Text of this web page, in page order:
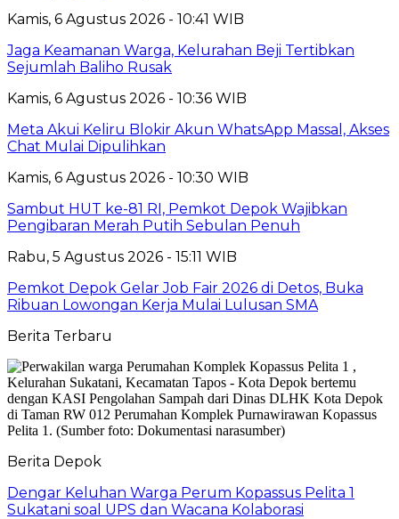
Kamis, 6 Agustus 2026 - 10:41 WIB
Jaga Keamanan Warga, Kelurahan Beji Tertibkan
Sejumlah Baliho Rusak
Kamis, 6 Agustus 2026 - 10:36 WIB
Meta Akui Keliru Blokir Akun WhatsApp Massal, Akses
Chat Mulai Dipulihkan
Kamis, 6 Agustus 2026 - 10:30 WIB
Sambut HUT ke-81 RI, Pemkot Depok Wajibkan
Pengibaran Merah Putih Sebulan Penuh
Rabu, 5 Agustus 2026 - 15:11 WIB
Pemkot Depok Gelar Job Fair 2026 di Detos, Buka
Ribuan Lowongan Kerja Mulai Lulusan SMA
Berita Terbaru
Berita Depok
Dengar Keluhan Warga Perum Kopassus Pelita 1
Sukatani soal UPS dan Wacana Kolaborasi